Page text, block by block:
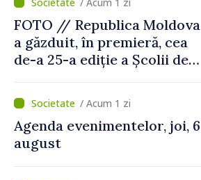
FOTO // Republica Moldova
a găzduit, în premieră, cea
de-a 25-a ediție a Școlii de
/ Acum 1 zi
Agenda evenimentelor, joi, 6
august